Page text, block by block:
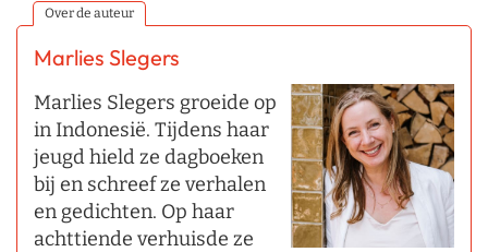
Over de auteur
Marlies Slegers
Marlies Slegers groeide op
in Indonesië. Tijdens haar
jeugd hield ze dagboeken
bij en schreef ze verhalen
en gedichten. Op haar
achttiende verhuisde ze